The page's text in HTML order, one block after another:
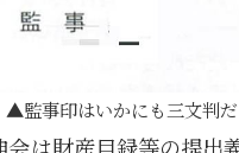
監事印はいかにも三文判だ